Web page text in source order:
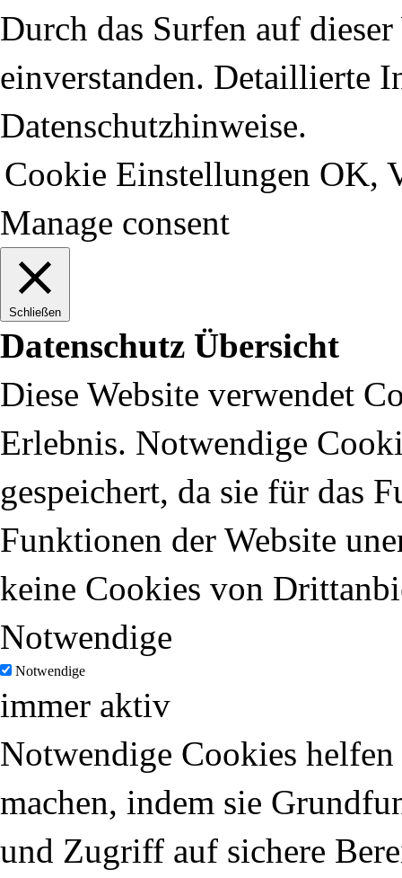
Durch das Surfen auf
einverstanden. Detaillierte
Datenschutzhinweise.
Cookie Einstellungen OK,
Manage consent
Schließen
Datenschutz Übersicht
Diese Website verwendet
Erlebnis. Notwendige
gespeichert, da sie für das
Funktionen der Website
keine Cookies von
Notwendige
Notwendige
immer aktiv
Notwendige Cookies
machen, indem sie
und Zugriff auf sichere